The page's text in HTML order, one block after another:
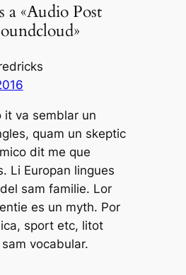
a «Audio Post
it va semblar un
quam un skeptic
dit me que
Li Europan lingues
sam familie. Lor
es un myth. Por
sport etc, litot
vocabular.